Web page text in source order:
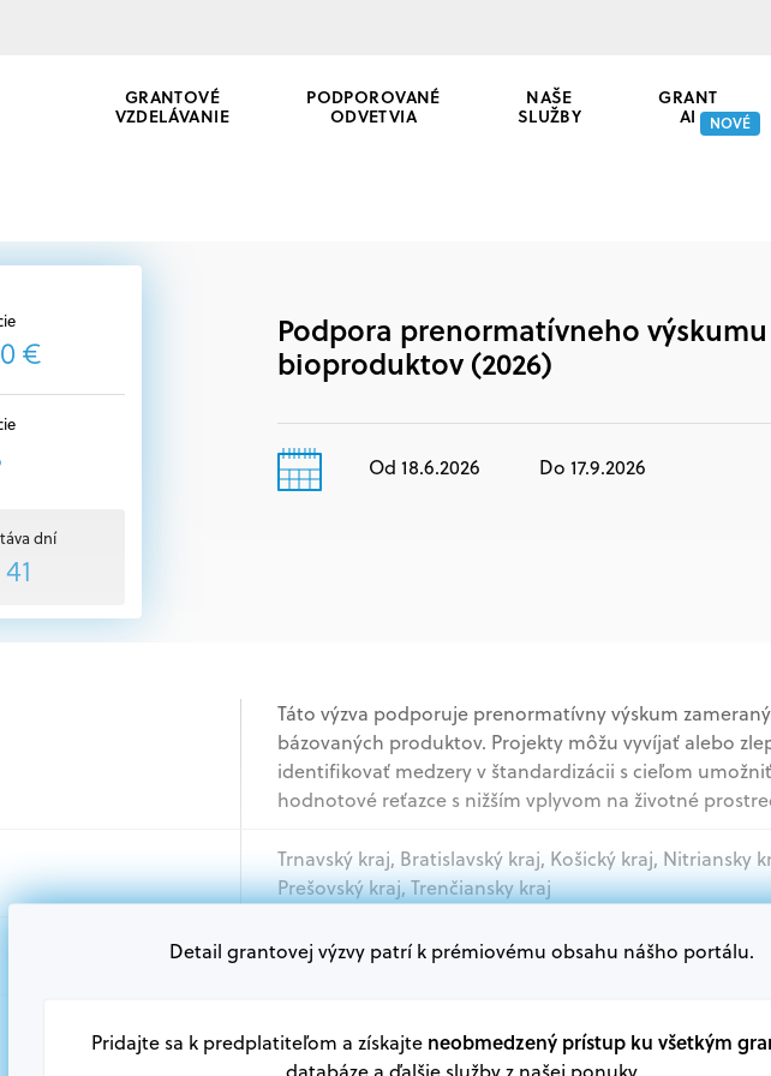
GRANTOVÉ
VZDELÁVANIE
PODPOROVANÉ
ODVETVIA
NAŠE
SLUŽBY
GRANT
AI NOVÉ
€
dní
41
Podpora prenormatívneho
bioproduktov (2026)
Od 18.6.2026 Do 17.9.2026
Táto výzva podporuje prenormatívny výskum
bázovaných produktov. Projekty môžu vyvíjať alebo
identifikovať medzery v štandardizácii s cieľom
hodnotové reťazce s nižším vplyvom na životné
Trnavský kraj, Bratislavský kraj, Košický kraj, Nitriansky
Prešovský kraj, Trenčiansky kraj
Akademický sektor, Podnikatelia, Mimovládne
V databáze grantov a dotácií na portáli Grantexpert.sk
Detail grantovej výzvy patrí k prémiovému obsahu nášho portálu.
Pridajte sa k predplatiteľom a získajte neobmedzený prístup ku všetkým
databáze a ďalšie služby z našej ponuky